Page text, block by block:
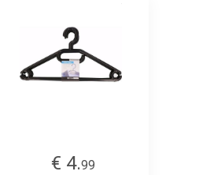
€ 4.99